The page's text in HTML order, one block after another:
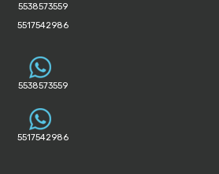
5538573559
5517542986
5538573559
5517542986